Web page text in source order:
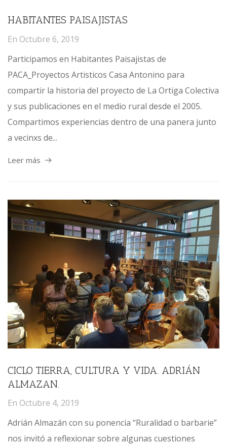
HABITANTES PAISAJISTAS
En Octubre 6, 2019
Participamos en Habitantes Paisajistas de
PACA_Proyectos Artisticos Casa Antonino para
compartir la historia del proyecto de La Ortiga Colectiva
y sus publicaciones en el medio rural desde el 2005.
Compartimos experiencias dentro de una panera junto
a vecinxs de...
Leer más
CICLO TIERRA, CULTURA Y VIDA. ADRIÁN
ALMAZAN.
En Octubre 4, 2019
Adrián Almazán con su ponencia “Ruralidad o barbarie”
nos invitó a reflexionar sobre algunas cuestiones